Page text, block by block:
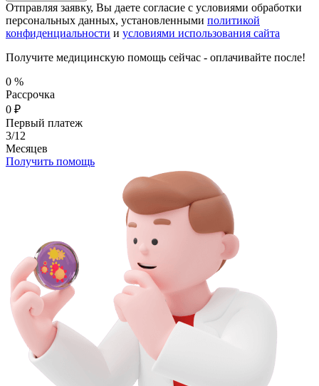
Отправляя заявку, Вы даете согласие с условиями обработки
персональных данных, установленными политикой
конфиденциальности и условиями использования сайта
Получите медицинскую помощь сейчас - оплачивайте после!
0 %
Рассрочка
0 ₽
Первый платеж
3/12
Месяцев
Получить помощь